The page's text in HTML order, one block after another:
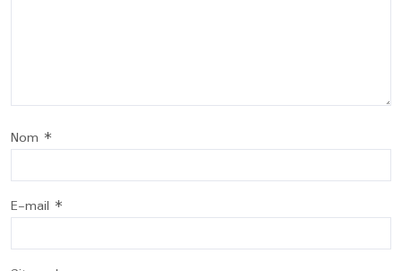
Nom *
E-mail *